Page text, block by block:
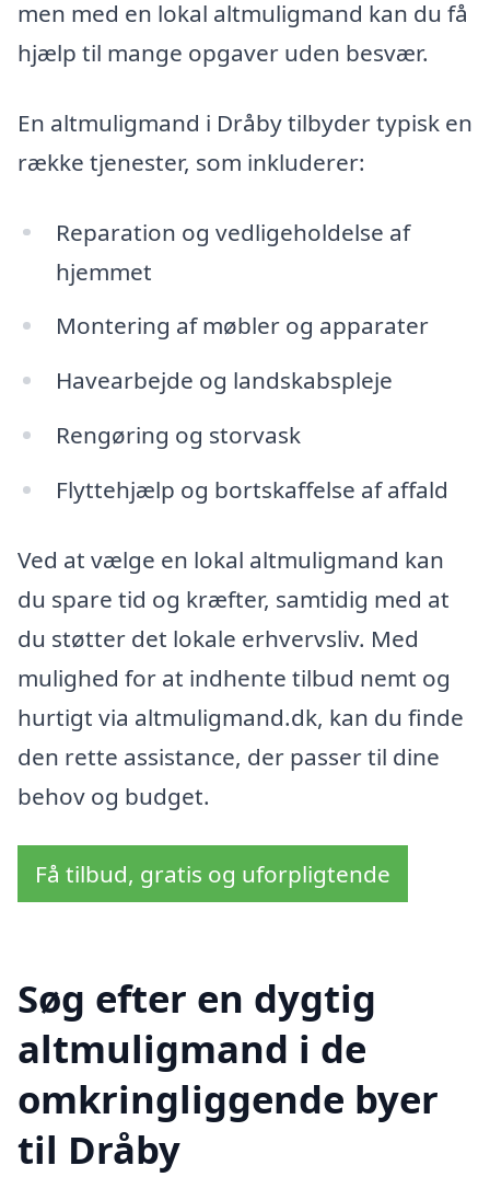
men med en lokal altmuligmand kan du få
hjælp til mange opgaver uden besvær.
En altmuligmand i Dråby tilbyder typisk en
række tjenester, som inkluderer:
Reparation og vedligeholdelse af
hjemmet
Montering af møbler og apparater
Havearbejde og landskabspleje
Rengøring og storvask
Flyttehjælp og bortskaffelse af affald
Ved at vælge en lokal altmuligmand kan
du spare tid og kræfter, samtidig med at
du støtter det lokale erhvervsliv. Med
mulighed for at indhente tilbud nemt og
hurtigt via altmuligmand.dk, kan du finde
den rette assistance, der passer til dine
behov og budget.
Få tilbud, gratis og uforpligtende
Søg efter en dygtig
altmuligmand i de
omkringliggende byer
til Dråby